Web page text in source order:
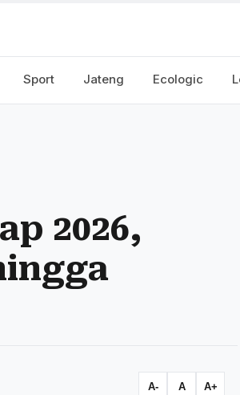
Sport Jateng Ecologic
2026,
A- A A+